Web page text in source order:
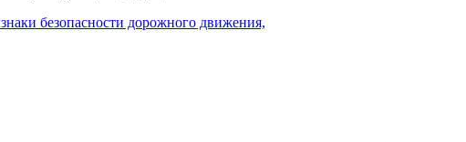
знаки безопасности дорожного движения,